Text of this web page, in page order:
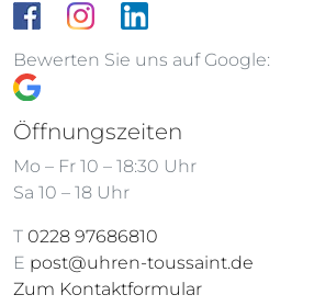
Bewerten Sie uns auf Google:
Öffnungszeiten
Mo – Fr 10 – 18:30 Uhr
Sa 10 – 18 Uhr
T 0228 97686810
E post@uhren-toussaint.de
Zum Kontaktformular